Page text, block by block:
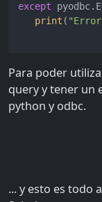
except
print (
Para poder
query y tener un
python y odbc.
... y esto es todo